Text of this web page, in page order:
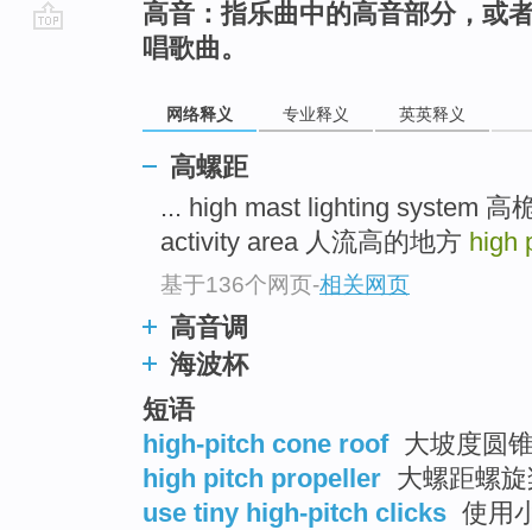
高音：指乐曲中的高音部分，或
唱歌曲。
网络释义 专业释义 英英释义
高螺距
... high mast lighting system 高
activity area 人流高的地方 high
基于136个网页-相关网页
高音调
海波杯
短语
high-pitch cone roof 大坡度圆
high pitch propeller 大螺距螺
use tiny high-pitch clicks 使用